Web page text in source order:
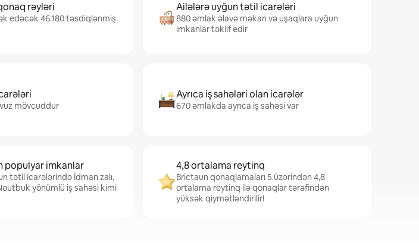
rəyləri
edəcək 46.180 təsdiqlənmiş
Ailələrə uyğun tətil icarələri
880 əmlak əlavə məkan və uşaqlara uyğun
imkanlar təklif edir
mövcuddur
Ayrıca iş sahələri olan icarələr
670 əmlakda ayrıca iş sahəsi var
populyar imkanlar
tətil icarələrində İdman zalı,
yönümlü iş sahəsi kimi
4,8 ortalama reytinq
Brictaun qonaqlamaları 5 üzərindən 4,8
ortalama reytinq ilə qonaqlar tərəfindən
yüksək qiymətləndirilir!